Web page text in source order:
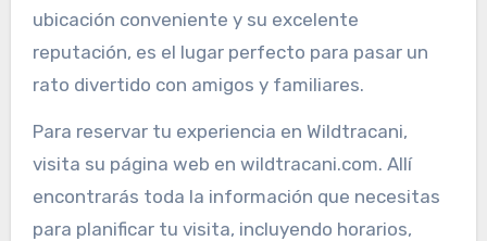
ubicación conveniente y su excelente
reputación, es el lugar perfecto para pasar un
rato divertido con amigos y familiares.
Para reservar tu experiencia en Wildtracani,
visita su página web en wildtracani.com. Allí
encontrarás toda la información que necesitas
para planificar tu visita, incluyendo horarios,